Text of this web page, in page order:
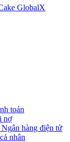
GlobalX
toán
nợ
hàng điện tử
nhân